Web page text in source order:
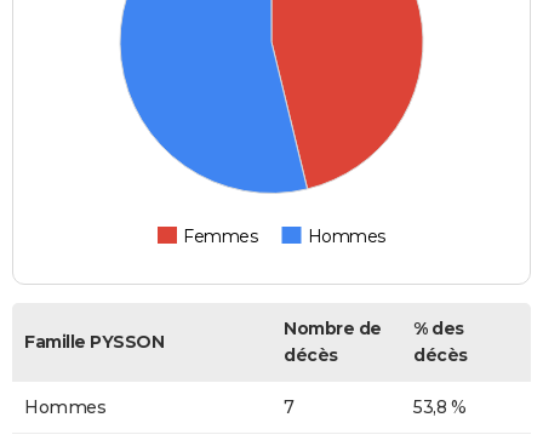
Femmes Hommes
Famille PYSSON
Nombre de
décès
% des
décès
Hommes 7 53,8 %